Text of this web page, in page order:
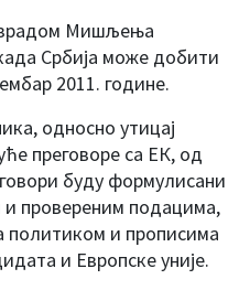
Мишљења
Србија може добити
2011. године.
односно утицај
преговоре са ЕК, од
буду формулисани
и провереним подацима,
политиком и прописима
и Европске уније.